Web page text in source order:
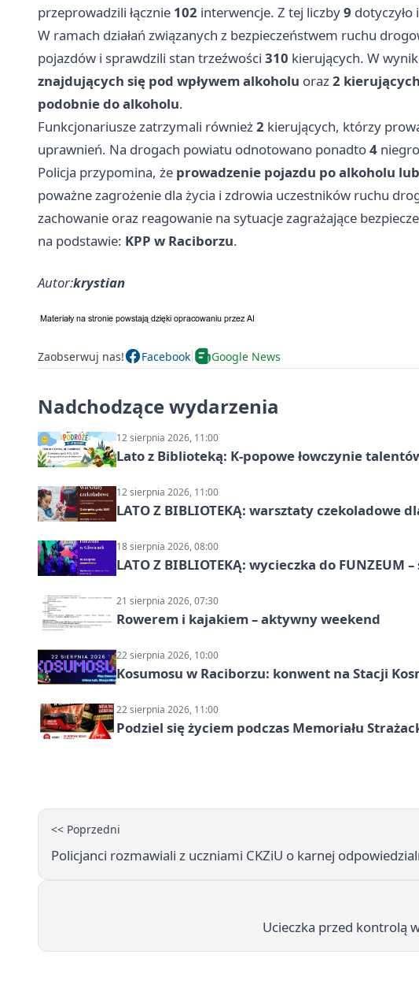
przeprowadzili łącznie 102 interwencje. Z tej liczby9
W ramach działań związanych z bezpieczeństwem ruchu
pojazdów i sprawdzili stan trzeźwości 310 kierujących. W
znajdujących się pod wpływem alkoholu oraz2
podobnie do alkoholu.
Funkcjonariusze zatrzymali również2 kierujących, którzy
uprawnień. Na drogach powiatu odnotowano ponadto4
Policja przypomina, że prowadzenie pojazdu po alkoholu
poważne zagrożenie dla życia i zdrowia uczestników ruchu
zachowanie oraz reagowanie na sytuacje zagrażające
na podstawie: KPP w Raciborzu.
Autor:krystian
Zaobserwuj nas! Facebook Google News
Nadchodzące wydarzenia
12 sierpnia 2026, 11:00
Lato z Biblioteką: K-popowe łowczynie
12 sierpnia 2026, 11:00
LATO Z BIBLIOTEKĄ: warsztaty czekoladowe
18 sierpnia 2026, 08:00
LATO Z BIBLIOTEKĄ: wycieczka do FUNZEUM
21 sierpnia 2026, 07:30
Rowerem i kajakiem – aktywny weekend
22 sierpnia 2026, 10:00
Kosumosu w Raciborzu: konwent na Stacji
22 sierpnia 2026, 11:00
Podziel się życiem podczas Memoriału
<< Poprzedni
Policjanci rozmawiali z uczniami CKZiU o karnej
Ucieczka przed kontrolą